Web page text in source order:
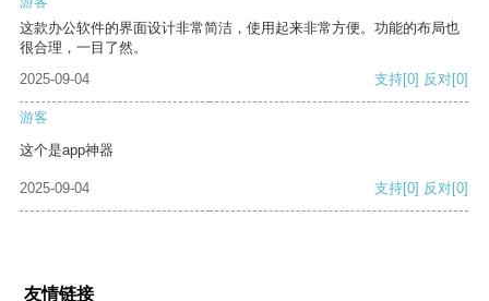
这款办公软件的界面设计非常简洁，使用起来非常方便。功能的布局也
很合理，一目了然。
2025-09-04
支持[0] 反对[0]
游客
这个是app神器
2025-09-04 支持[0] 反对[0]
友情链接